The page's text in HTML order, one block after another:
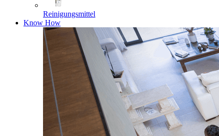
Reinigungsmittel
Know How